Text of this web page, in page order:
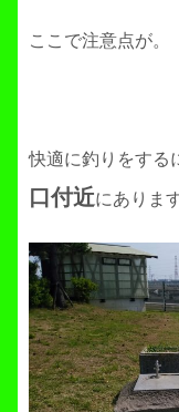
ここで注意点が。
快適に釣りをする
口付近にあります